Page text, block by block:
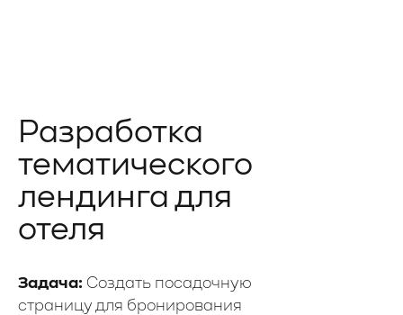
Главная
Этапы
Заполнить бриф
Разработка
тематического
лендинга для
отеля
Задача: Создать посадочную
страницу для бронирования